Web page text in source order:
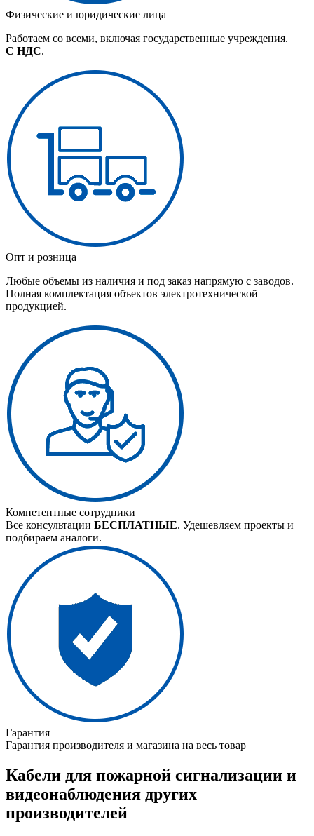
Физические и юридические лица
Работаем со всеми, включая государственные учреждения.
С НДС.
Опт и розница
Любые объемы из наличия и под заказ напрямую с заводов.
Полная комплектация объектов электротехнической
продукцией.
Компетентные сотрудники
Все консультации БЕСПЛАТНЫЕ. Удешевляем проекты и
подбираем аналоги.
Гарантия
Гарантия производителя и магазина на весь товар
Кабели для пожарной сигнализации и
видеонаблюдения других
производителей